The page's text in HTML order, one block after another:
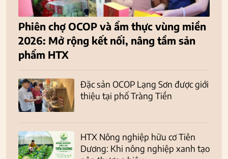
Phiên chợ OCOP và ẩm thực vùng miền
2026: Mở rộng kết nối, nâng tầm sản
phẩm HTX
Đặc sản OCOP Lạng Sơn được giới
thiệu tại phố Tràng Tiền
HTX Nông nghiệp hữu cơ Tiên
Dương: Khi nông nghiệp xanh tạo